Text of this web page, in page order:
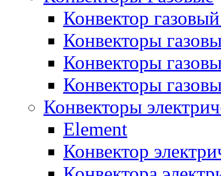
Конвектор
Конвекторы
Конвекторы
Конвекторы
Конвекторы
Element
Конвектор